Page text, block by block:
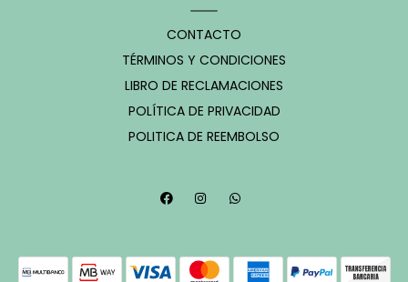
CONTACTO
TÉRMINOS Y CONDICIONES
LIBRO DE RECLAMACIONES
POLÍTICA DE PRIVACIDAD
POLITICA DE REEMBOLSO